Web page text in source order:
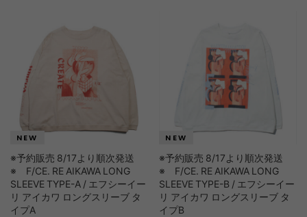
※予約販売 8/17より順次発送
※ F/CE. RE AIKAWA LONG
SLEEVE TYPE-A / エフシーイー
リ アイカワ ロングスリーブ タ
イプA
※予約販売 8/17より順次発送
※ F/CE. RE AIKAWA LONG
SLEEVE TYPE-B / エフシーイー
リ アイカワ ロングスリーブ タ
イプB